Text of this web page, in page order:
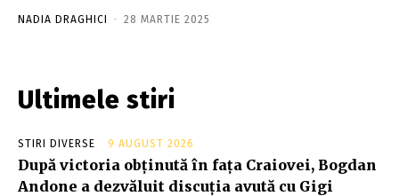
NADIA DRAGHICI - 28 MARTIE 2025
Ultimele stiri
STIRI DIVERSE 9 AUGUST 2026
După victoria obținută în fața Craiovei, Bogdan
Andone a dezvăluit discuția avută cu Gigi